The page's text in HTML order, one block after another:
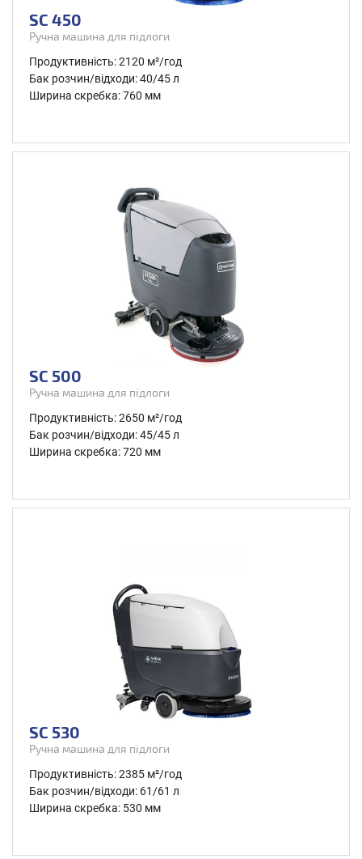
SC 450
Ручна машина для підлоги
Продуктивність: 2120 м²/год
Бак розчин/відходи: 40/45 л
Ширина скребка: 760 мм
SC 500
Ручна машина для підлоги
Продуктивність: 2650 м²/год
Бак розчин/відходи: 45/45 л
Ширина скребка: 720 мм
SC 530
Ручна машина для підлоги
Продуктивність: 2385 м²/год
Бак розчин/відходи: 61/61 л
Ширина скребка: 530 мм